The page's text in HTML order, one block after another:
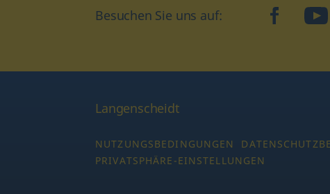
Besuchen Sie uns auf: facebook
Langenscheidt
NUTZUNGSBEDINGUNGEN
PRIVATSPHÄRE-EINSTELLUNGEN